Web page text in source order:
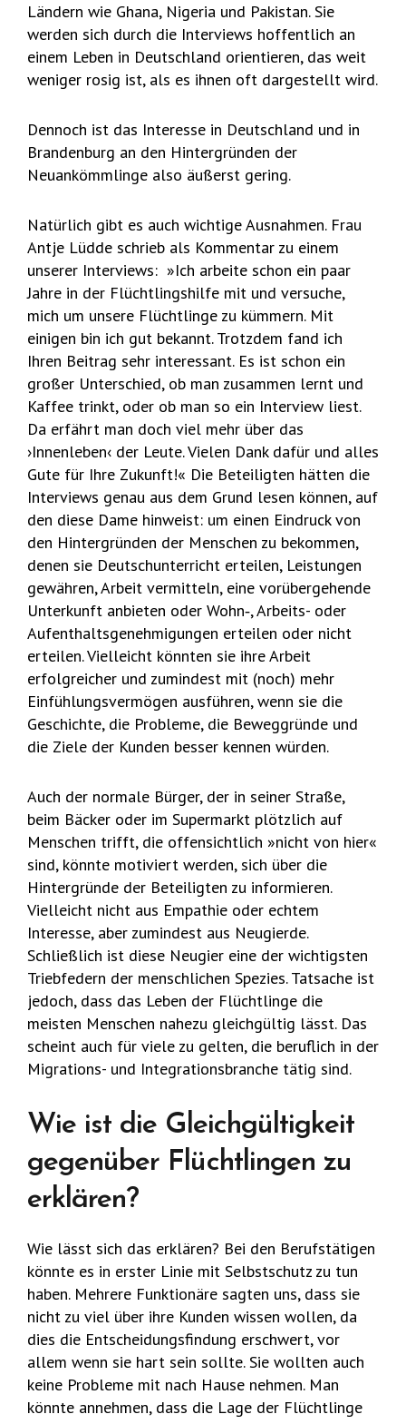
Ländern wie Ghana, Nigeria und Pakistan. Sie
werden sich durch die Interviews hoffentlich an
einem Leben in Deutschland orientieren, das weit
weniger rosig ist, als es ihnen oft dargestellt wird.
Dennoch ist das Interesse in Deutschland und in
Brandenburg an den Hintergründen der
Neuankömmlinge also äußerst gering.
Natürlich gibt es auch wichtige Ausnahmen. Frau
Antje Lüdde schrieb als Kommentar zu einem
unserer Interviews: »Ich arbeite schon ein paar
Jahre in der Flüchtlingshilfe mit und versuche,
mich um unsere Flüchtlinge zu kümmern. Mit
einigen bin ich gut bekannt. Trotzdem fand ich
Ihren Beitrag sehr interessant. Es ist schon ein
großer Unterschied, ob man zusammen lernt und
Kaffee trinkt, oder ob man so ein Interview liest.
Da erfährt man doch viel mehr über das
›Innenleben‹ der Leute. Vielen Dank dafür und alles
Gute für Ihre Zukunft!« Die Beteiligten hätten die
Interviews genau aus dem Grund lesen können, auf
den diese Dame hinweist: um einen Eindruck von
den Hintergründen der Menschen zu bekommen,
denen sie Deutschunterricht erteilen, Leistungen
gewähren, Arbeit vermitteln, eine vorübergehende
Unterkunft anbieten oder Wohn‑, Arbeits- oder
Aufenthaltsgenehmigungen erteilen oder nicht
erteilen. Vielleicht könnten sie ihre Arbeit
erfolgreicher und zumindest mit (noch) mehr
Einfühlungsvermögen ausführen, wenn sie die
Geschichte, die Probleme, die Beweggründe und
die Ziele der Kunden besser kennen würden.
Auch der normale Bürger, der in seiner Straße,
beim Bäcker oder im Supermarkt plötzlich auf
Menschen trifft, die offensichtlich »nicht von hier«
sind, könnte motiviert werden, sich über die
Hintergründe der Beteiligten zu informieren.
Vielleicht nicht aus Empathie oder echtem
Interesse, aber zumindest aus Neugierde.
Schließlich ist diese Neugier eine der wichtigsten
Triebfedern der menschlichen Spezies. Tatsache ist
jedoch, dass das Leben der Flüchtlinge die
meisten Menschen nahezu gleichgültig lässt. Das
scheint auch für viele zu gelten, die beruflich in der
Migrations- und Integrationsbranche tätig sind.
Wie ist die Gleichgültigkeit
gegenüber Flüchtlingen zu
erklären?
Wie lässt sich das erklären? Bei den Berufstätigen
könnte es in erster Linie mit Selbstschutz zu tun
haben. Mehrere Funktionäre sagten uns, dass sie
nicht zu viel über ihre Kunden wissen wollen, da
dies die Entscheidungsfindung erschwert, vor
allem wenn sie hart sein sollte. Sie wollten auch
keine Probleme mit nach Hause nehmen. Man
könnte annehmen, dass die Lage der Flüchtlinge